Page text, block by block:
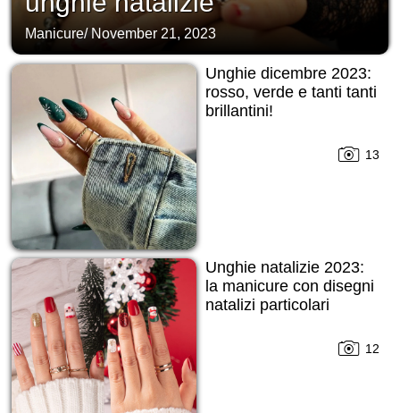
Manicure/ November 21, 2023
Unghie dicembre 2023:
rosso, verde e tanti tanti
brillantini!
13
Unghie natalizie 2023:
la manicure con disegni
natalizi particolari
12